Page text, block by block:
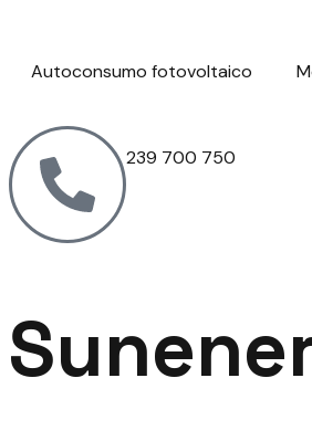
Autoconsumo fotovoltaico
239 700 750